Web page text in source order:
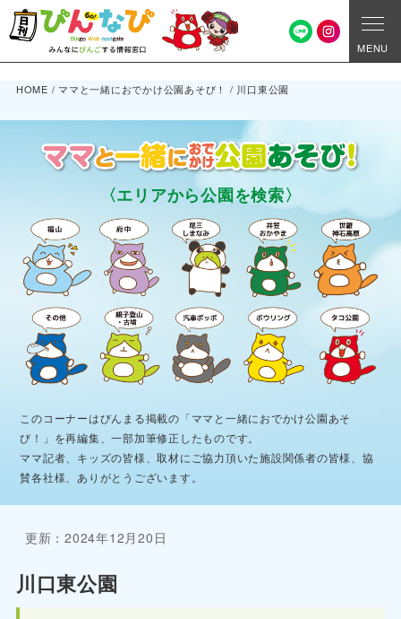
MENU
HOME / ママと一緒におでかけ公園あそび！ / 川口東公園
〈エリアから公園を検索〉
このコーナーはびんまる掲載の「ママと一緒におでかけ公園あそ
び！」を再編集、一部加筆修正したものです。
ママ記者、キッズの皆様、取材にご協力頂いた施設関係者の皆様、協
賛各社様、ありがとうございます。
更新：2024年12月20日
川口東公園